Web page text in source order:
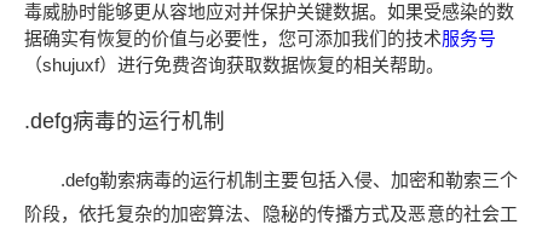
毒威胁时能够更从容地应对并保护关键数据。如果受感染的数
据确实有恢复的价值与必要性，您可添加我们的技术服务号
（shujuxf）进行免费咨询获取数据恢复的相关帮助。
.defg病毒的运行机制
.defg勒索病毒的运行机制主要包括入侵、加密和勒索三个
阶段，依托复杂的加密算法、隐秘的传播方式及恶意的社会工